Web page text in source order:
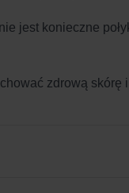
jest konieczne
zdrową skórę i